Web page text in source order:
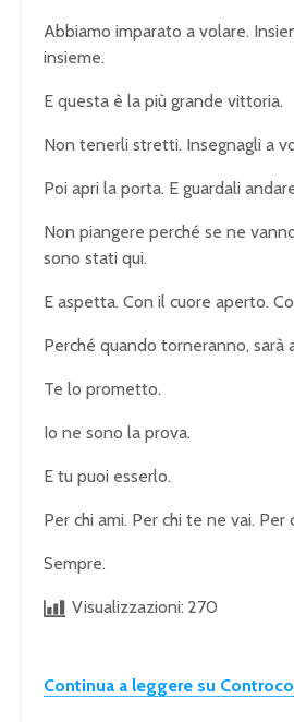
Abbiamo imparato a volare.
insieme.
E questa è la più grande vittoria.
Non tenerli stretti. Insegnagli a
Poi apri la porta. E guardali
Non piangere perché se ne
sono stati qui.
E aspetta. Con il cuore aperto.
Perché quando torneranno, sarà
Te lo prometto.
Io ne sono la prova.
E tu puoi esserlo.
Per chi ami. Per chi te ne vai. Per
Sempre.
Visualizzazioni: 270
Continua a leggere su